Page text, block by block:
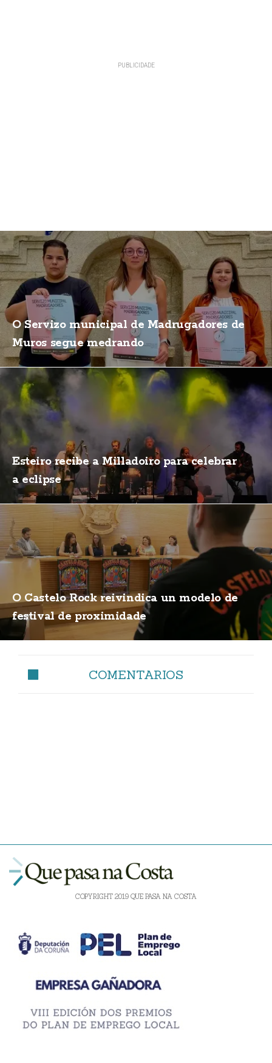
O Servizo municipal de Madrugadores de
Muros segue medrando
Esteiro recibe a Milladoiro para celebrar
a eclipse
O Castelo Rock reivindica un modelo de
festival de proximidade
COMENTARIOS
COPYRIGHT 2019 QUE PASA NA COSTA